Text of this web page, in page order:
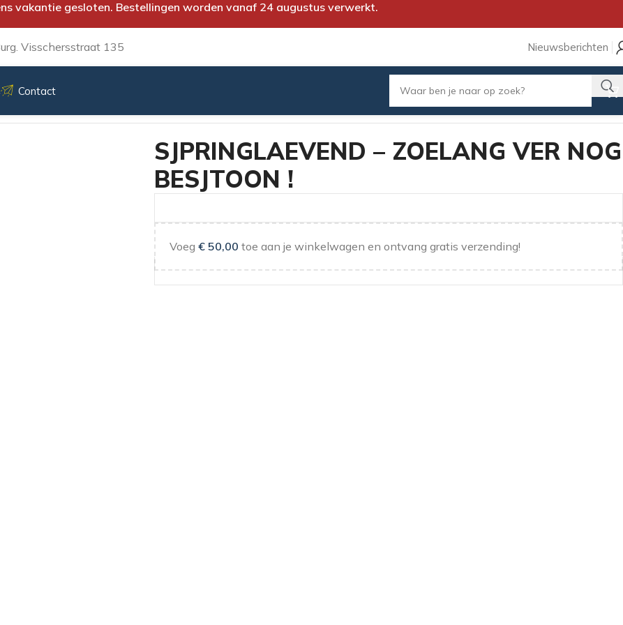
vakantie gesloten. Bestellingen worden vanaf 24 augustus verwerkt.
Visschersstraat 135 Nieuwsberichten
Contact
SJPRINGLAEVEND – ZOELANG VER NOG
BESJTOON !
Voeg € 50,00 toe aan je winkelwagen en ontvang gratis verzending!